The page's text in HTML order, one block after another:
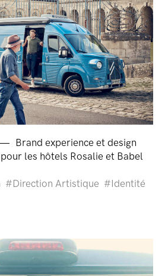
Brand experience et design
les hôtels Rosalie et Babel
Direction Artistique
Identité